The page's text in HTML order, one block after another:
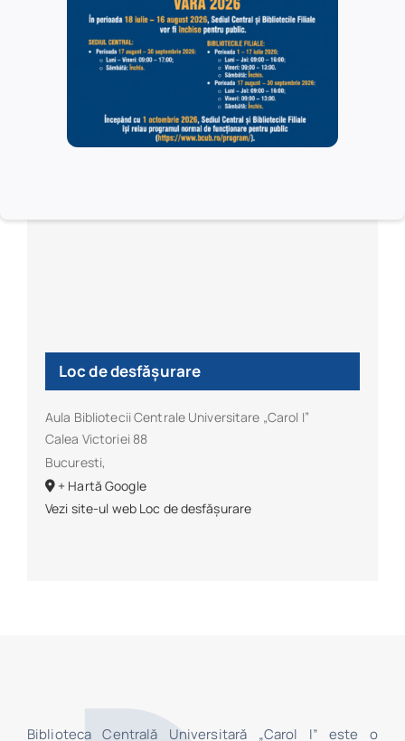
Biblioteca Centrală Universitară „Carol I”
Ambasada Portugaliei în România
Camera de Comerț și Industrii Bilaterală România-
Loc de desfășurare
Aula Bibliotecii Centrale Universitare „Carol I”
Calea Victoriei 88
Bucuresti,
+ Hartă Google
Vezi site-ul web Loc de desfășurare
Biblioteca Centrală Universitară „Carol I” este o